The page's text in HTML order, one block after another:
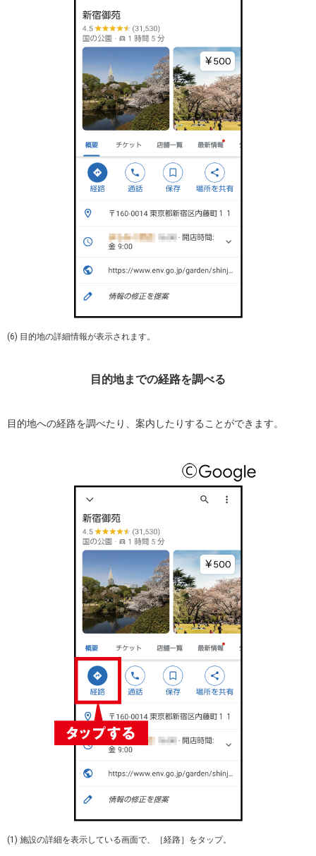
(6) 目的地の詳細情報が表示されます。
目的地までの経路を調べる
目的地への経路を調べたり、案内したりすることができます。
(1) 施設の詳細を表示している画面で、［経路］をタップ。